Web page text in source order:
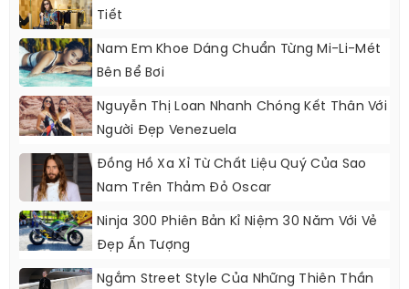
Tiết
Nam Em Khoe Dáng Chuẩn Từng Mi-Li-Mét
Bên Bể Bơi
Nguyễn Thị Loan Nhanh Chóng Kết Thân Với
Người Đẹp Venezuela
Đồng Hồ Xa Xỉ Từ Chất Liệu Quý Của Sao
Nam Trên Thảm Đỏ Oscar
Ninja 300 Phiên Bản Kỉ Niệm 30 Năm Với Vẻ
Đẹp Ấn Tượng
Ngắm Street Style Của Những Thiên Thần